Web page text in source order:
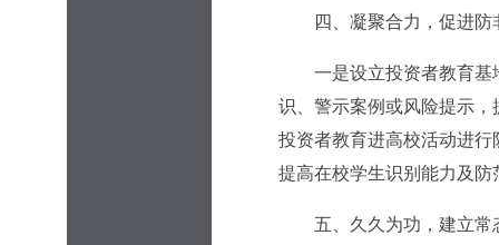
四、凝聚合力，促进防
一是设立投资者教育基地
识、警示案例或风险提示
投资者教育进高校活动进
提高在校学生识别能力及
五、久久为功，建立常